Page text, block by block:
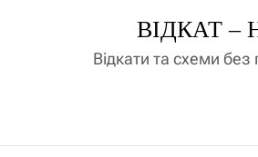
д
ВІДКАТ –
Відкати та схеми без